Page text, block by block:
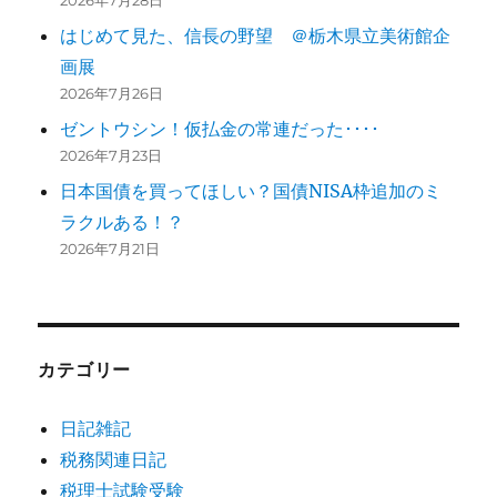
はじめて見た、信長の野望 ＠栃木県立美術館企
画展
2026年7月26日
ゼントウシン！仮払金の常連だった････
2026年7月23日
日本国債を買ってほしい？国債NISA枠追加のミ
ラクルある！？
2026年7月21日
カテゴリー
日記雑記
税務関連日記
税理士試験受験